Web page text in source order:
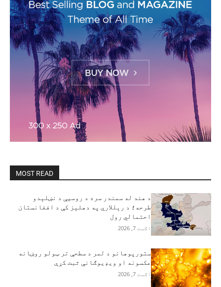
MOST READ
د هند له سمندر سره د روسیې د نښلېدو
طرحه؛ د رېللارې په دهلېز کې د افغانستان
احتمالي رول
اګست 7, 2026
ستورپوهانو د لمر د سطحې تر ټولو روښانه
عکسونه او ویډیوګانې ثبت کړې
اګست 7, 2026